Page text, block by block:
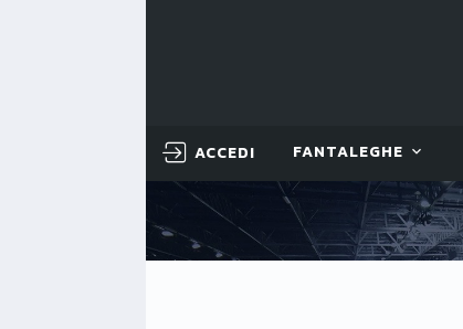
ACCEDI FANTALEGHE